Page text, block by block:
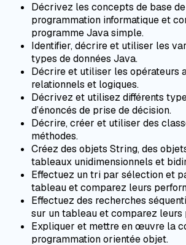
Décrivez les concepts de base
programmation informatique et
programme Java simple.
Identifier, décrire et utiliser les
types de données Java.
Décrire et utiliser les opérateurs
relationnels et logiques.
Décrivez et utilisez différents
d’énoncés de prise de décision.
Décrire, créer et utiliser des
méthodes.
Créez des objets String, des
tableaux unidimensionnels et
Effectuez un tri par sélection et
tableau et comparez leurs
Effectuez des recherches
sur un tableau et comparez leurs
Expliquer et mettre en œuvre la
programmation orientée objet.